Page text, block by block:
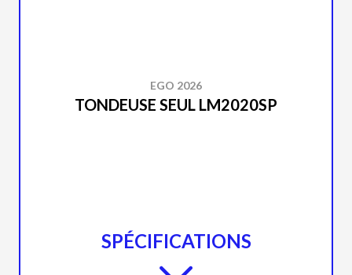
EGO 2026
TONDEUSE SEUL LM2020SP
SPÉCIFICATIONS